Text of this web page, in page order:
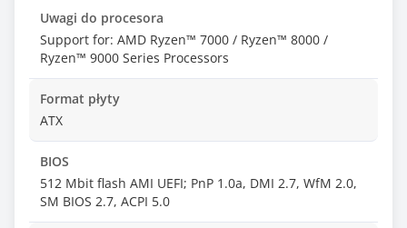
Uwagi do procesora
Support for: AMD Ryzen™ 7000 / Ryzen™ 8000 /
Ryzen™ 9000 Series Processors
Format płyty
ATX
BIOS
512 Mbit flash AMI UEFI; PnP 1.0a, DMI 2.7, WfM 2.0,
SM BIOS 2.7, ACPI 5.0